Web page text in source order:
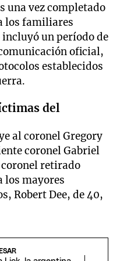
una vez completado
los familiares
un período de
oficial,
establecidos
del
al coronel Gregory
coronel Gabriel
retirado
los mayores
Robert Dee, de 40,